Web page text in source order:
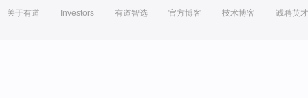
关于有道 Investors 有道智选 官方博客 技术博客 诚聘英才